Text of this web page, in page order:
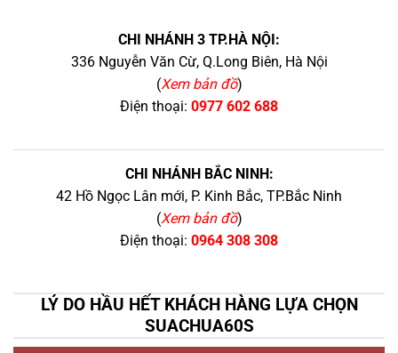
CHI NHÁNH 3 TP.HÀ NỘI:
336 Nguyễn Văn Cừ, Q.Long Biên, Hà Nội
(Xem bản đồ)
Điện thoại: 0977 602 688
CHI NHÁNH BẮC NINH:
42 Hồ Ngọc Lân mới, P. Kinh Bắc, TP.Bắc Ninh
(Xem bản đồ)
Điện thoại: 0964 308 308
LÝ DO HẦU HẾT KHÁCH HÀNG LỰA CHỌN
SUACHUA60S